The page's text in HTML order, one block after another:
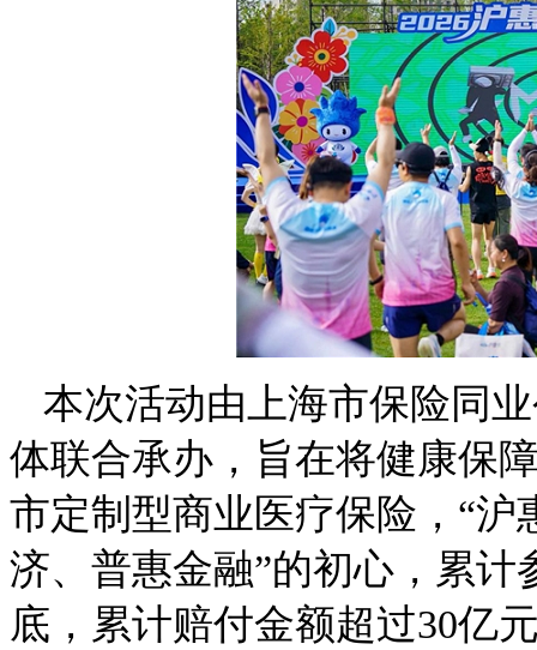
本次活动由上海市保险同
体联合承办，旨在将健康保
市定制型商业医疗保险，“沪
济、普惠金融”的初心，累计
底，累计赔付金额超过30亿